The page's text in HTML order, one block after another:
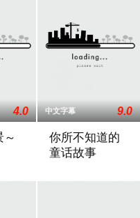
，被兩個流氓糾纏，男友
4.0
～
中文字幕 9.0
你所不知道的
童话故事